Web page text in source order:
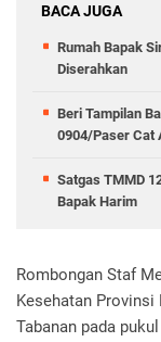
BACA JUGA
Rumah Bapak
Diserahkan
Beri Tampilan
0904/Paser Cat
Satgas TMMD
Bapak Harim
Rombongan Staf
Kesehatan
Tabanan pada